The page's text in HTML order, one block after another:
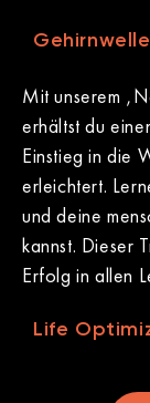
Mit unserem
erhältst du
Einstieg in die
erleichtert.
und deine
kannst. Dieser
Erfolg in allen
Life